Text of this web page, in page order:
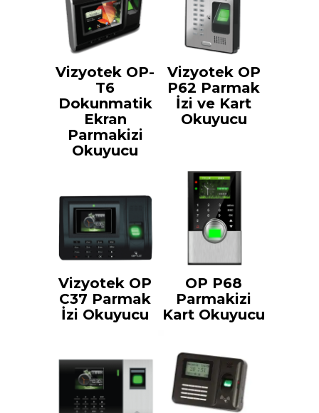
Vizyotek OP-
T6
Dokunmatik
Ekran
Parmakizi
Okuyucu
Vizyotek OP
P62 Parmak
İzi ve Kart
Okuyucu
Vizyotek OP
C37 Parmak
İzi Okuyucu
OP P68
Parmakizi
Kart Okuyucu